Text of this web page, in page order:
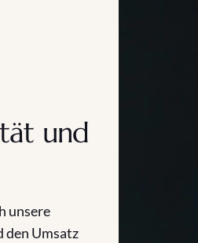
und
unsere
den Umsatz